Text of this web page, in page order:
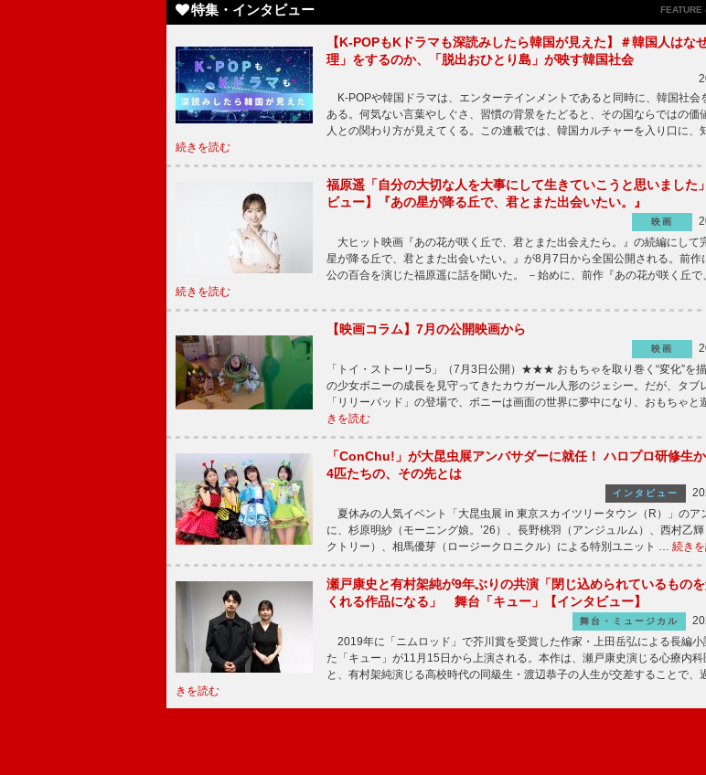
特集・インタビュー FEATURE
【K-POPもKドラマも深読みしたら韓国が見えた】＃韓国人はな
理」をするのか、「脱出おひとり島」が映す韓国社会
K-POPや韓国ドラマは、エンターテインメントであると同時に、韓国社会
ある。何気ない言葉やしぐさ、習慣の背景をたどると、その国ならではの価
人との関わり方が見えてくる。この連載では、韓国カルチャーを入り口に
続きを読む
福原遥「自分の大切な人を大事にして生きていこうと思いました
ビュー】『あの星が降る丘で、君とまた出会いたい。』
映画
大ヒット映画『あの花が咲く丘で、君とまた出会えたら。』の続編にして
星が降る丘で、君とまた出会いたい。』が8月7日から全国公開される。前作
公の百合を演じた福原遥に話を聞いた。 －始めに、前作『あの花が咲く丘
続きを読む
【映画コラム】7月の公開映画から
映画
「トイ・ストーリー5」（7月3日公開）★★★ おもちゃを取り巻く“変化”
の少女ボニーの成長を見守ってきたカウガール人形のジェシー。だが、タブ
「リリーパッド」の登場で、ボニーは画面の世界に夢中になり、おもちゃ
きを読む
「ConChu!」が大昆虫展アンバサダーに就任！ ハロプロ研修生
4匹たちの、その先とは
インタビュー
夏休みの人気イベント「大昆虫展 in 東京スカイツリータウン（R）」のア
に、杉原明紗（モーニング娘。’26）、長野桃羽（アンジュルム）、西村乙
クトリー）、相馬優芽（ロージークロニクル）による特別ユニット … 続き
瀬戸康史と有村架純が9年ぶりの共演「閉じ込められているもの
くれる作品になる」 舞台「キュー」【インタビュー】
舞台・ミュージカル
2019年に「ニムロッド」で芥川賞を受賞した作家・上田岳弘による長編小
た「キュー」が11月15日から上演される。本作は、瀬戸康史演じる心療内
と、有村架純演じる高校時代の同級生・渡辺恭子の人生が交差することで、
きを読む